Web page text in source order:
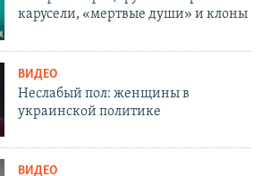
карусели, «мертвые души» и клоны
ВИДЕО
Неслабый пол: женщины в
украинской политике
ВИДЕО